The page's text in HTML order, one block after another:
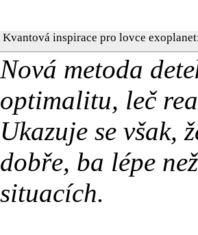
Kvantová inspirace pro lovce
Nová metoda
optimalitu, leč
Ukazuje se však,
dobře, ba lépe
situacích.